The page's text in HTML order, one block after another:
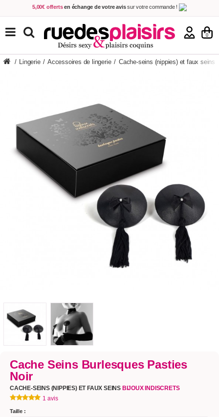
5,00€ offerts en échange de votre avissur votre commande !
Achetez aujourd'hui. Décidez quand payer !
Livraison en 48h
au prix de 2,90 € ! (Offerte dès 69,00€ d'achat)
0
TOUS NOS PRODUITS
/ Lingerie / Accessoires de lingerie / Cache-seins (nippies) et faux seins
Cache Seins Burlesques Pasties
Noir
CACHE-SEINS (NIPPIES) ET FAUX SEINS BIJOUX INDISCRETS
1 avis
Taille :